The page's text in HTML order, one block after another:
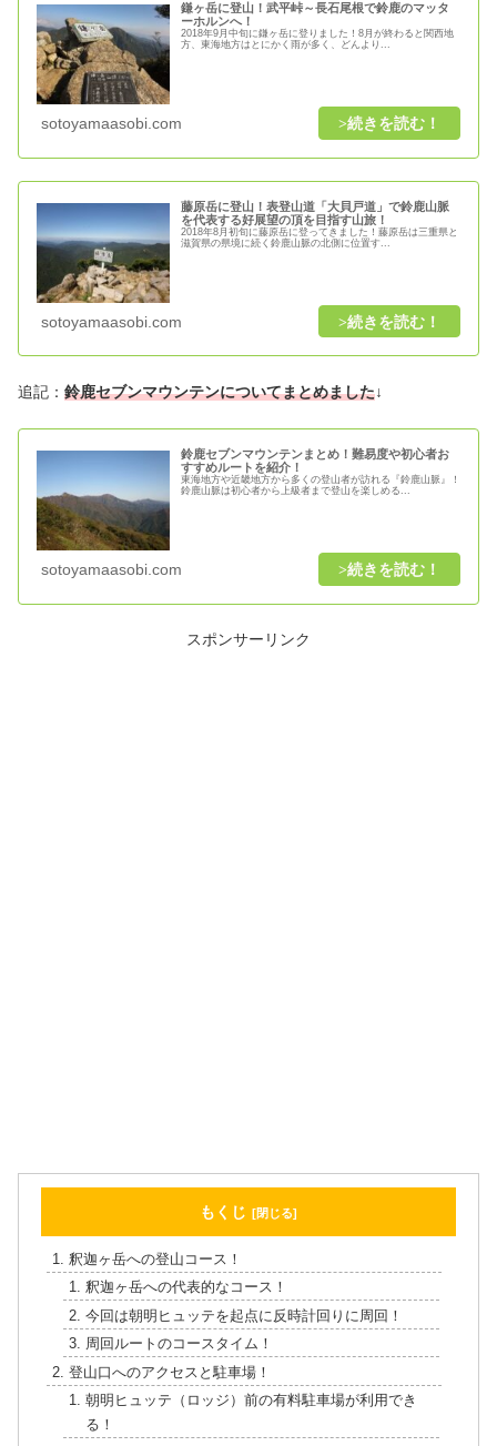
鎌ヶ岳に登山！武平峠～長石尾根で鈴鹿のマッタ
ーホルンへ！
2018年9月中旬に鎌ヶ岳に登りました！8月が終わると関西地
方、東海地方はとにかく雨が多く、どんより...
sotoyamaasobi.com
藤原岳に登山！表登山道「大貝戸道」で鈴鹿山脈
を代表する好展望の頂を目指す山旅！
2018年8月初旬に藤原岳に登ってきました！藤原岳は三重県と
滋賀県の県境に続く鈴鹿山脈の北側に位置す...
sotoyamaasobi.com
追記： 鈴鹿セブンマウンテンについてまとめました↓
鈴鹿セブンマウンテンまとめ！難易度や初心者お
すすめルートを紹介！
東海地方や近畿地方から多くの登山者が訪れる『鈴鹿山脈』！
鈴鹿山脈は初心者から上級者まで登山を楽しめる...
sotoyamaasobi.com
スポンサーリンク
もくじ
釈迦ヶ岳への登山コース！
釈迦ヶ岳への代表的なコース！
今回は朝明ヒュッテを起点に反時計回りに周回！
周回ルートのコースタイム！
登山口へのアクセスと駐車場！
朝明ヒュッテ（ロッジ）前の有料駐車場が利用でき
る！